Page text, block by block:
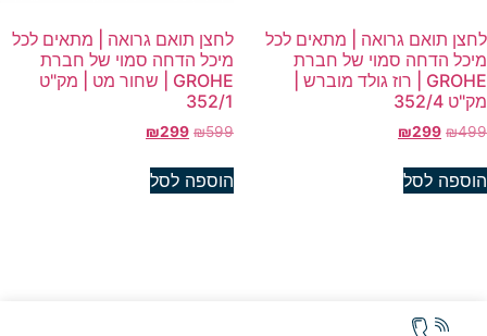
תואם גרואה | מתאים לכל
הדחה סמוי של חברת
GROHE | רוז גולד מוברש |
352/4
₪
₪299
לסל
לחצן תואם גרואה | מתאים לכל
מיכל הדחה סמוי של חברת
GROHE | שחור מט | מק"ט
352/1
₪599
₪299
הוספה לסל